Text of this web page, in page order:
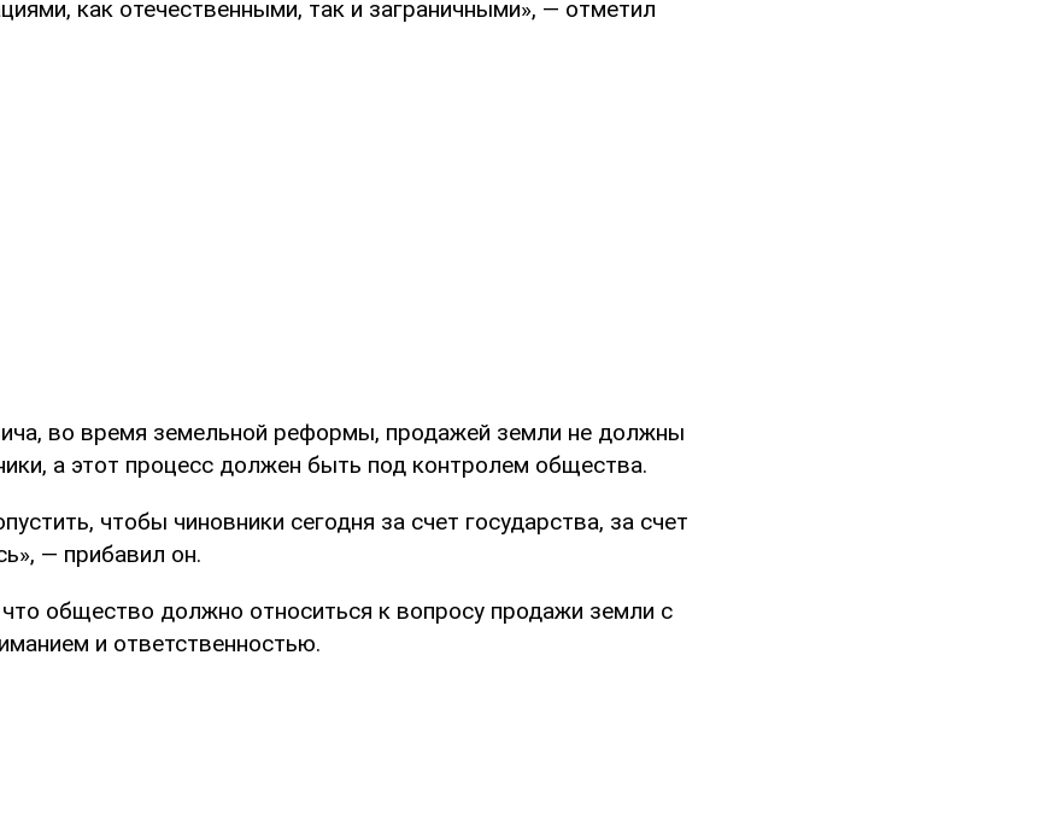
как отечественными, так и заграничными», — отметил
во время земельной реформы, продажей земли не должны
а этот процесс должен быть под контролем общества.
чтобы чиновники сегодня за счет государства, за счет
— прибавил он.
что общество должно относиться к вопросу продажи земли с
и ответственностью.